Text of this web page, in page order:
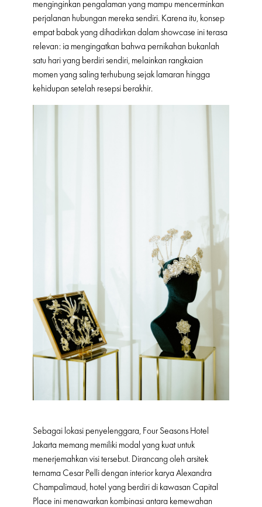
menginginkan pengalaman yang mampu mencerminkan
perjalanan hubungan mereka sendiri. Karena itu, konsep
empat babak yang dihadirkan dalam showcase ini terasa
relevan: ia mengingatkan bahwa pernikahan bukanlah
satu hari yang berdiri sendiri, melainkan rangkaian
momen yang saling terhubung sejak lamaran hingga
kehidupan setelah resepsi berakhir.
Sebagai lokasi penyelenggara, Four Seasons Hotel
Jakarta memang memiliki modal yang kuat untuk
menerjemahkan visi tersebut. Dirancang oleh arsitek
ternama Cesar Pelli dengan interior karya Alexandra
Champalimaud, hotel yang berdiri di kawasan Capital
Place ini menawarkan kombinasi antara kemewahan